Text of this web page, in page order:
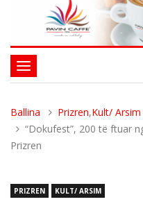
Toggle
navigation
Ballina Prizren,Kult/ Arsim
“Dokufest”, 200 të ftuar
Prizren
PRIZREN KULT/ ARSIM